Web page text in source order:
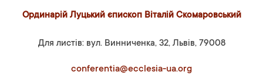
Ординарій Луцький єпископ Віталій Скомаровський
Для листів: вул. Винниченка, 32, Львів, 79008
conferentia@ecclesia-ua.org